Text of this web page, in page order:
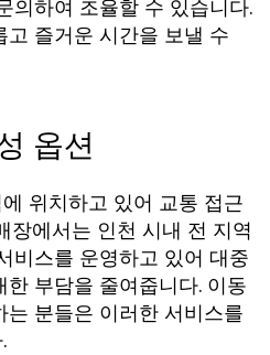
의하여 조율할 수 있습니다.
즐거운 시간을 보낼 수
옵션
위치하고 있어 교통 접근
장에서는 인천 시내 전 지역
비스를 운영하고 있어 대중
부담을 줄여줍니다. 이동
분들은 이러한 서비스를